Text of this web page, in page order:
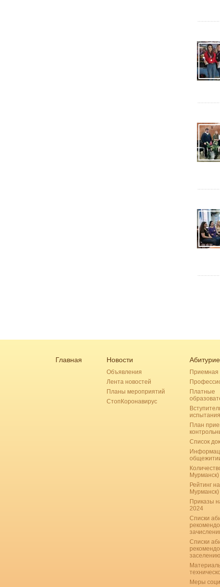
Главная Новости
Объявления
Лента новостей
Планы мероприятий
СтопКоронавирус
Приемная
Платные
испытания
План
Список
Мурманск)
Рейтинг
Мурманск)
Приказы
2024
Списки
Списки
Меры